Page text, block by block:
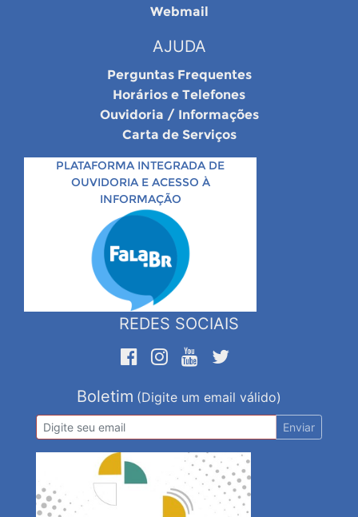
Webmail
AJUDA
Perguntas Frequentes
Horários e Telefones
Ouvidoria / Informações
Carta de Serviços
PLATAFORMA INTEGRADA DE
OUVIDORIA E ACESSO À
INFORMAÇÃO
REDES SOCIAIS
Boletim (Digite um email válido)
Enviar